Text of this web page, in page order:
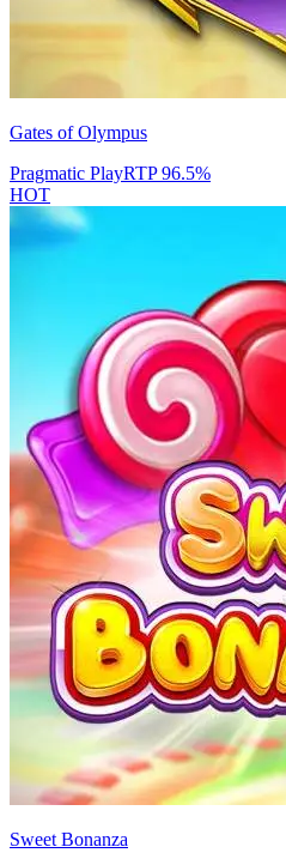
Gates of Olympus
Pragmatic PlayRTP96.5%
HOT
Sweet Bonanza